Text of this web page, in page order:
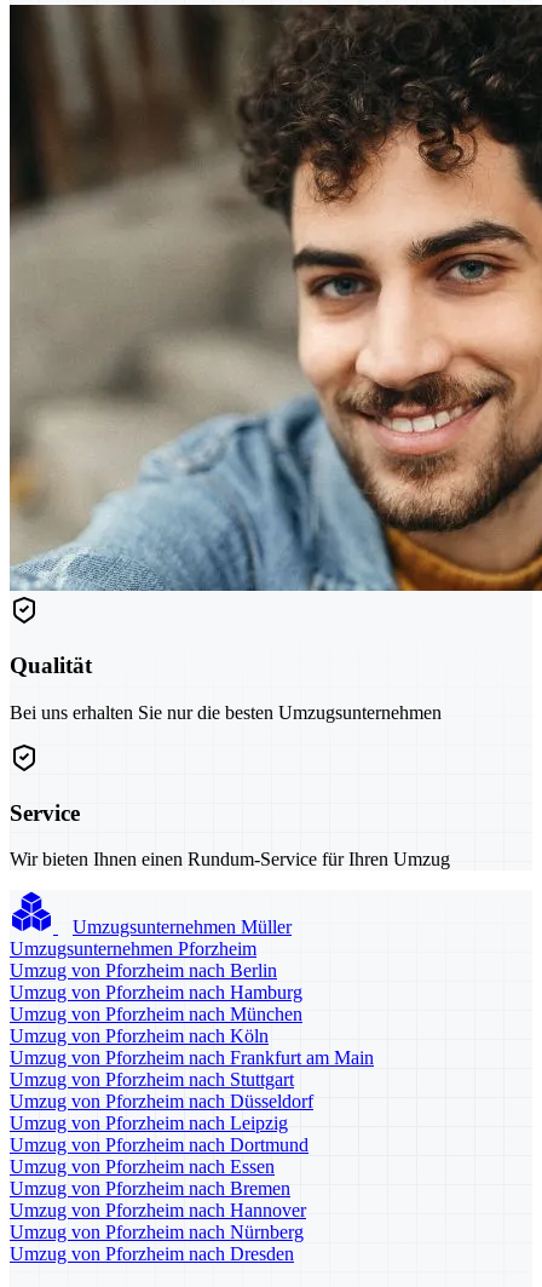
Qualität
Bei uns erhalten Sie nur die besten Umzugsunternehmen
Service
Wir bieten Ihnen einen Rundum-Service für Ihren Umzug
Umzugsunternehmen Müller
Umzugsunternehmen Pforzheim
Umzug von Pforzheim nach Berlin
Umzug von Pforzheim nach Hamburg
Umzug von Pforzheim nach München
Umzug von Pforzheim nach Köln
Umzug von Pforzheim nach Frankfurt am Main
Umzug von Pforzheim nach Stuttgart
Umzug von Pforzheim nach Düsseldorf
Umzug von Pforzheim nach Leipzig
Umzug von Pforzheim nach Dortmund
Umzug von Pforzheim nach Essen
Umzug von Pforzheim nach Bremen
Umzug von Pforzheim nach Hannover
Umzug von Pforzheim nach Nürnberg
Umzug von Pforzheim nach Dresden